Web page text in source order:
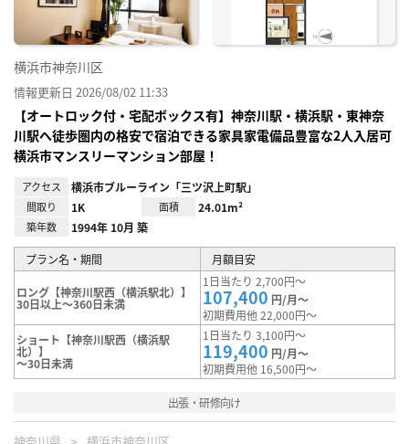
横浜市神奈川区
情報更新日 2026/08/02 11:33
【オートロック付・宅配ボックス有】神奈川駅・横浜駅・東神奈
川駅へ徒歩圏内の格安で宿泊できる家具家電備品豊富な2人入居可
横浜市マンスリーマンション部屋！
アクセス 横浜市ブルーライン「三ツ沢上町駅」
間取り 1K 面積 24.01m²
築年数 1994年 10月 築
プラン名・期間 月額目安
ロング【神奈川駅西（横浜駅北）】
30日以上～360日未満
1日当たり 2,700円～
107,400 円/月～
初期費用他 22,000円～
ショート【神奈川駅西（横浜駅
北）】
～30日未満
1日当たり 3,100円～
119,400 円/月～
初期費用他 16,500円～
出張・研修向け